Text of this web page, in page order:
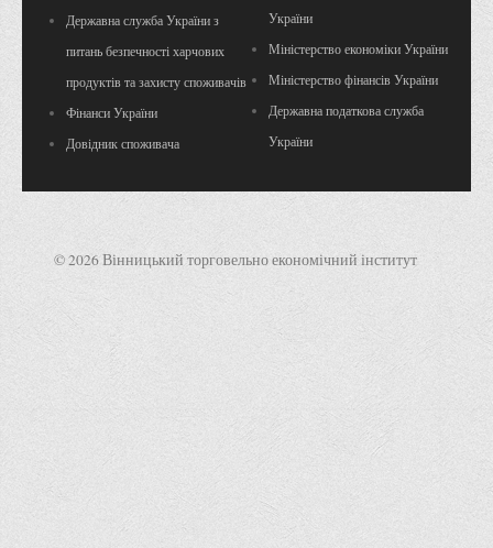
Державна служба України з
питань безпечності харчових
продуктів та захисту споживачів
Фінанси України
Довідник споживача
України
Міністерство економіки України
Міністерство фінансів України
Державна податкова служба
України
© 2026 Вінницький торговельно економічний інститут